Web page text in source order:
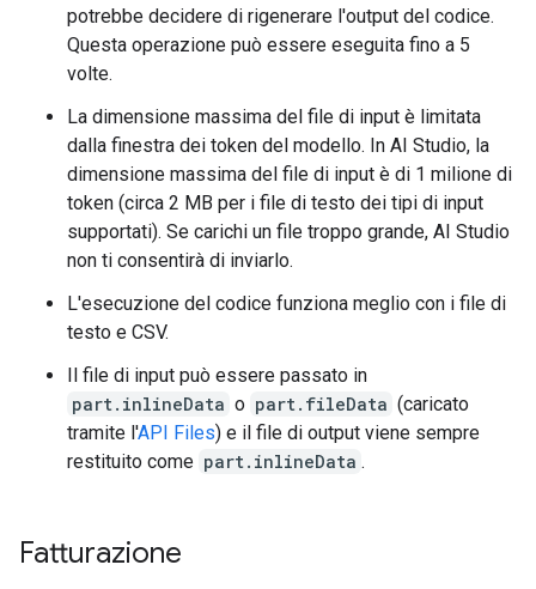
potrebbe decidere di rigenerare l'output del codice.
Questa operazione può essere eseguita fino a 5
volte.
La dimensione massima del file di input è limitata
dalla finestra dei token del modello. In AI Studio, la
dimensione massima del file di input è di 1 milione di
token (circa 2 MB per i file di testo dei tipi di input
supportati). Se carichi un file troppo grande, AI Studio
non ti consentirà di inviarlo.
L'esecuzione del codice funziona meglio con i file di
testo e CSV.
Il file di input può essere passato in
part.inlineData o part.fileData (caricato
tramite l'API Files) e il file di output viene sempre
restituito come part.inlineData .
Fatturazione